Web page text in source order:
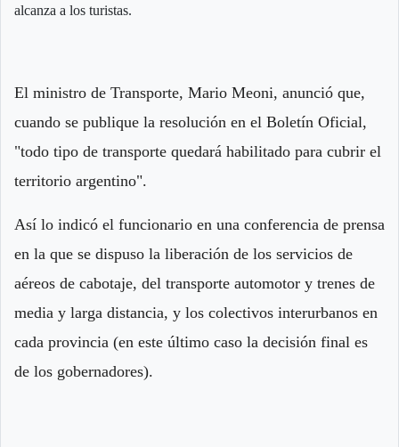
alcanza a los turistas.
El ministro de Transporte, Mario Meoni, anunció que,
cuando se publique la resolución en el Boletín Oficial,
"todo tipo de transporte quedará habilitado para cubrir el
territorio argentino".
Así lo indicó el funcionario en una conferencia de prensa
en la que se dispuso la liberación de los servicios de
aéreos de cabotaje, del transporte automotor y trenes de
media y larga distancia, y los colectivos interurbanos en
cada provincia (en este último caso la decisión final es
de los gobernadores).